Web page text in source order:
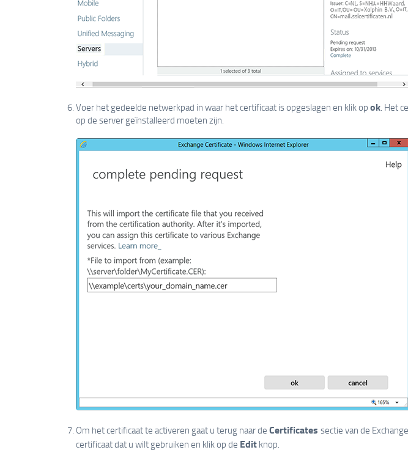
Voer het gedeelde netwerkpad in waar het certificaat is opgeslagen en klik op ok. Het
op de server geïnstalleerd moeten zijn.
Om het certificaat te activeren gaat u terug naar de Certificates sectie van de
certificaat dat u wilt gebruiken en klik op de Edit knop.